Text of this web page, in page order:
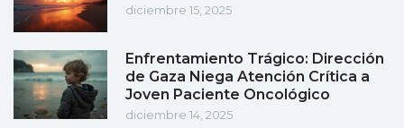
diciembre 15, 2025
Enfrentamiento Trágico: Dirección
de Gaza Niega Atención Crítica a
Joven Paciente Oncológico
diciembre 14, 2025